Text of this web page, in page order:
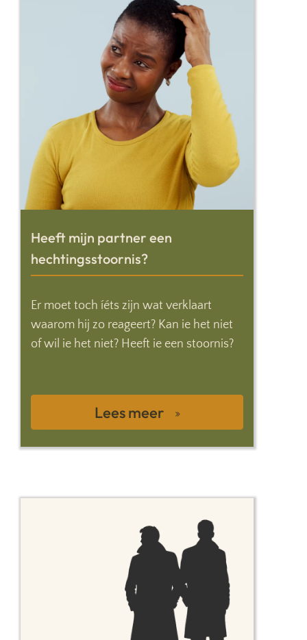
Heeft mijn partner een
hechtingsstoornis?
Er moet toch íéts zijn wat verklaart
waarom hij zo reageert? Kan ie het niet
of wil ie het niet? Heeft ie een stoornis?
Lees meer